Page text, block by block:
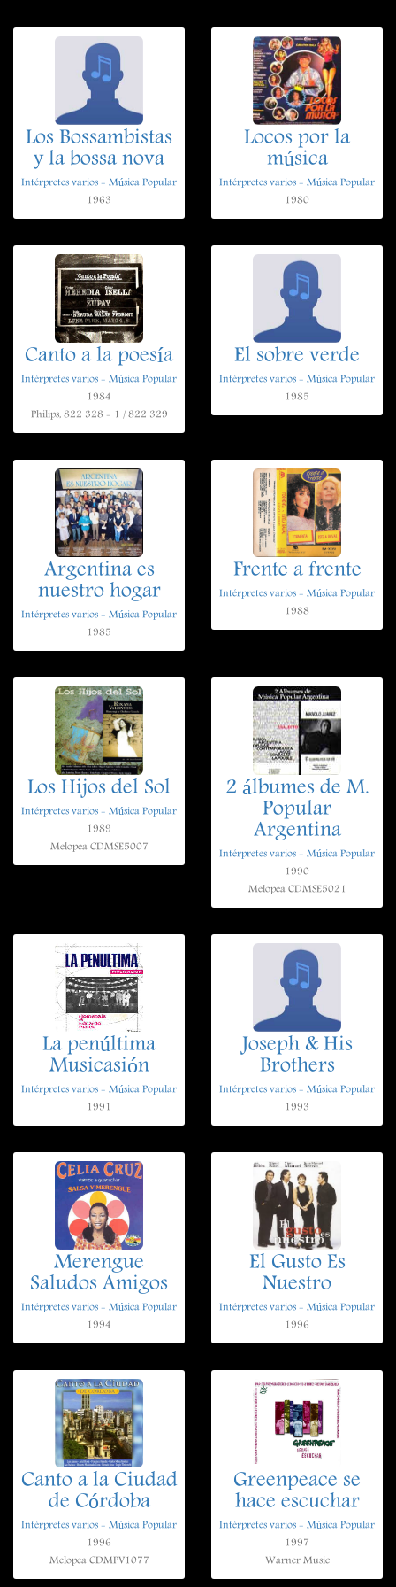
Los Bossambistas
y la bossa nova
Intérpretes varios - Música Popular
1963
Locos por la
música
Intérpretes varios - Música Popular
1980
Canto a la poesía
Intérpretes varios - Música Popular
1984
Philips, 822 328 - 1 / 822 329
El sobre verde
Intérpretes varios - Música Popular
1985
Argentina es
nuestro hogar
Intérpretes varios - Música Popular
1985
Frente a frente
Intérpretes varios - Música Popular
1988
Los Hijos del Sol
Intérpretes varios - Música Popular
1989
Melopea CDMSE5007
2 álbumes de M.
Popular
Argentina
Intérpretes varios - Música Popular
1990
Melopea CDMSE5021
La penúltima
Musicasión
Intérpretes varios - Música Popular
1991
Joseph & His
Brothers
Intérpretes varios - Música Popular
1993
Merengue
Saludos Amigos
Intérpretes varios - Música Popular
1994
El Gusto Es
Nuestro
Intérpretes varios - Música Popular
1996
Canto a la Ciudad
de Córdoba
Intérpretes varios - Música Popular
1996
Melopea CDMPV1077
Greenpeace se
hace escuchar
Intérpretes varios - Música Popular
1997
Warner Music